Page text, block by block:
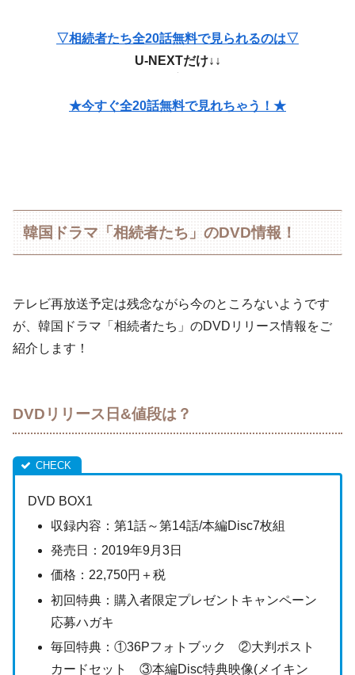
▽相続者たち全20話無料で見られるのは▽
U-NEXTだけ↓↓
★今すぐ全20話無料で見れちゃう！★
韓国ドラマ「相続者たち」のDVD情報！
テレビ再放送予定は残念ながら今のところないようです
が、韓国ドラマ「相続者たち」のDVDリリース情報をご
紹介します！
DVDリリース日&値段は？
DVD BOX1
収録内容：第1話～第14話/本編Disc7枚組
発売日：2019年9月3日
価格：22,750円＋税
初回特典：購入者限定プレゼントキャンペーン
応募ハガキ
毎回特典：①36Pフォトブック ②大判ポスト
カードセット ③本編Disc特典映像(メイキン